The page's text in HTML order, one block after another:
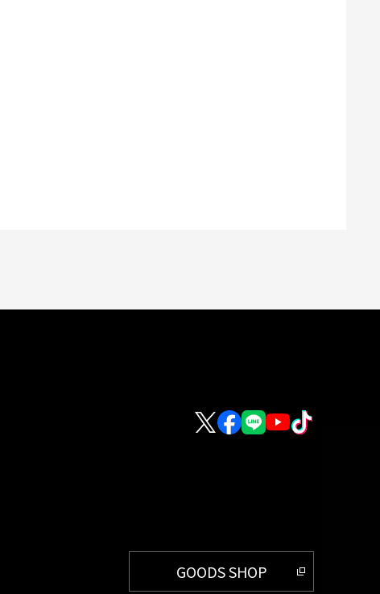
GOODS SHOP